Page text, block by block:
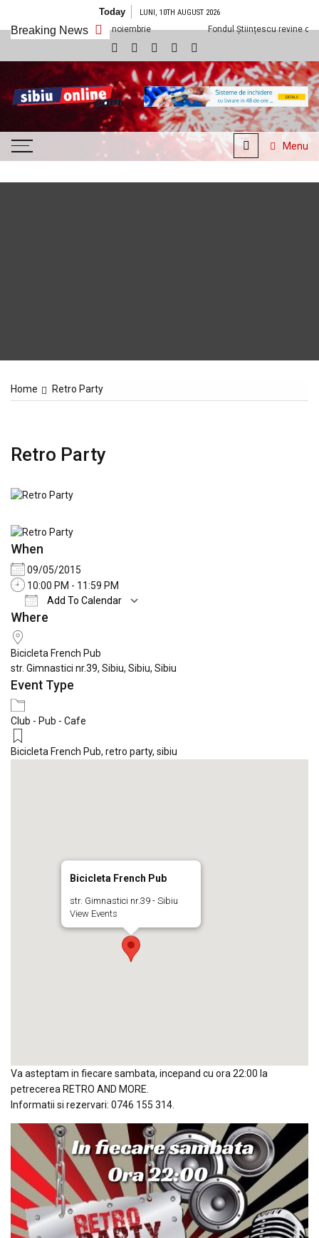
Today LUNI, 10TH AUGUST 2026
Breaking News
din 1 noiembrie Fondul Științescu revine cu ediția a 7-a la Sibiu
SibiuOnline.com
… locatii si evenimente din
Sibiu!!!
Menu
Home Retro Party
Retro Party
When
09/05/2015
10:00 PM - 11:59 PM
Add To Calendar
Download ICS
Where
Bicicleta French Pub
str. Gimnastici nr.39, Sibiu, Sibiu, Sibiu
Event Type
Club - Pub - Cafe
Bicicleta French Pub, retro party, sibiu
Bicicleta French Pub
str. Gimnastici nr.39 - Sibiu
View Events
Va asteptam in fiecare sambata, incepand cu ora 22:00 la
petrecerea RETRO AND MORE.
Informatii si rezervari: 0746 155 314.